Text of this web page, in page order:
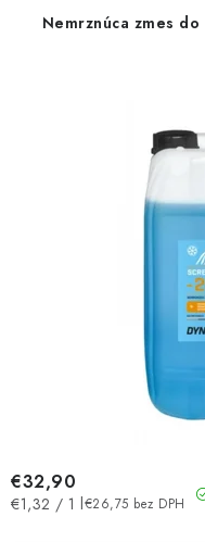
Nemrznúca zmes
€26,75 bez DPH
€32,90
Jednotková
€1,32 / 1 l